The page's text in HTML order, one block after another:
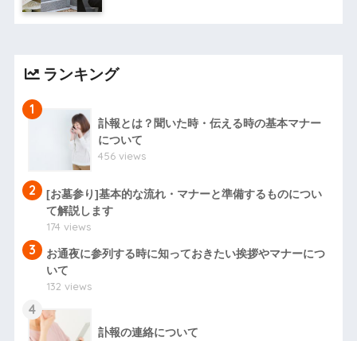
ランキング
1
訃報とは？聞いた時・伝える時の基本マナー
について
456 views
2
[お墓参り]基本的な流れ・マナーと準備するものについ
て解説します
174 views
3
お通夜に参列する時に知っておきたい挨拶やマナーにつ
いて
132 views
4
訃報の連絡について